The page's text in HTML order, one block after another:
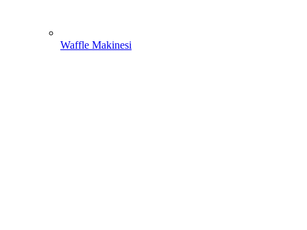
Waffle Makinesi